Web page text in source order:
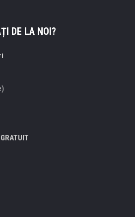
DE LA NOI?
GRATUIT